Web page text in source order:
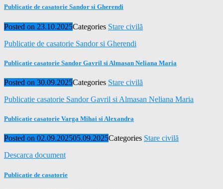
Publicatie de casatorie Sandor si Gherendi
Posted on 23.10.2025Categories Stare civilă
Publicatie de casatorie Sandor si Gherendi
Publicatie casatorie Sandor Gavril si Almasan Neliana Maria
Posted on 30.09.2025Categories Stare civilă
Publicatie casatorie Sandor Gavril si Almasan Neliana Maria
Publicatie casatorie Varga Mihai si Alexandra
Posted on 02.09.202505.09.2025Categories Stare civilă
Descarca document
Publicatie de casatorie